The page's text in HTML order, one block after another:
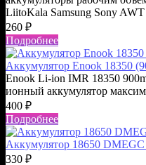
LiitoKala Samsung Sony
260 ₽
Подробнее
Аккумулятор Enook 18350
Enook Li-ion IMR 18350
ионный аккумулятор
400 ₽
Подробнее
Аккумулятор 18650
330 ₽